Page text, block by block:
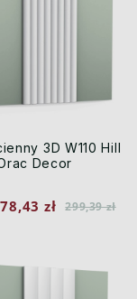
3D W110 Hill
Decor
zł 299,39 zł